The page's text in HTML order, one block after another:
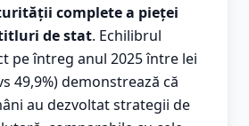
complete a pieței
de stat. Echilibrul
pe întreg anul 2025 între lei
49,9%) demonstrează că
au dezvoltat strategii de